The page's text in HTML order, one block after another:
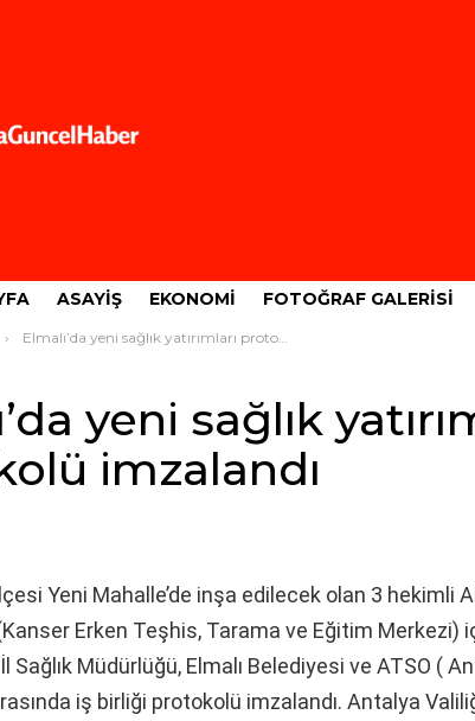
ASAYIŞ EKONOMI FOTOĞRAF GALERISI
Elmalı’da yeni sağlık yatırımları protokolü imzalandı
yeni sağlık
imzalandı
Yeni Mahalle’de inşa edilecek olan 3 hekimli
Erken Teşhis, Tarama ve Eğitim Merkezi)
Sağlık Müdürlüğü, Elmalı Belediyesi ve ATSO (
iş birliği protokolü imzalandı. Antalya